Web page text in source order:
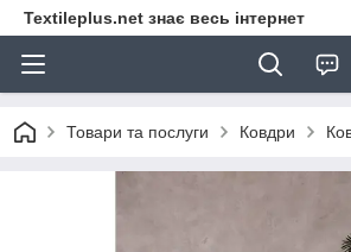
Textileplus.net знає весь інтернет
Товари та послуги Ковдри